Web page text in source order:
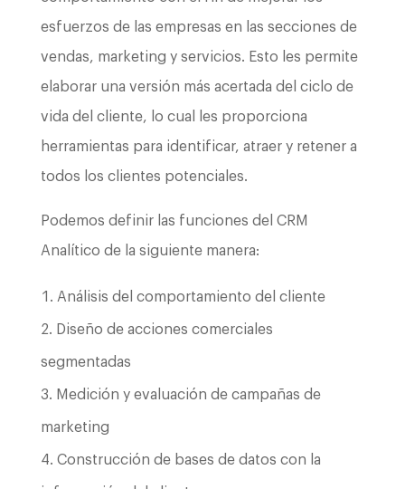
esfuerzos de las empresas en las secciones de
vendas, marketing y servicios. Esto les permite
elaborar una versión más acertada del ciclo de
vida del cliente, lo cual les proporciona
herramientas para identificar, atraer y retener a
todos los clientes potenciales.
Podemos definir las funciones del CRM
Analítico de la siguiente manera:
Análisis del comportamiento del cliente
Diseño de acciones comerciales
segmentadas
Medición y evaluación de campañas de
marketing
Construcción de bases de datos con la